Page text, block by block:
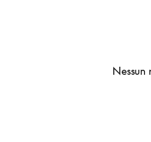
Nessun